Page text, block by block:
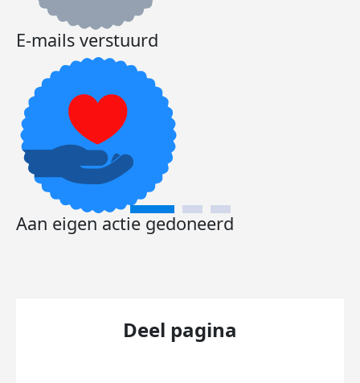
E-mails verstuurd
Aan eigen actie gedoneerd
Deel pagina